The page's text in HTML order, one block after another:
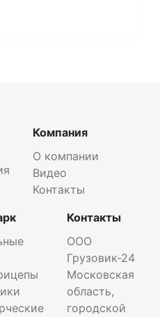
Компания
О компании
Видео
Контакты
Контакты
ООО
Грузовик-24
Московская
область,
городской